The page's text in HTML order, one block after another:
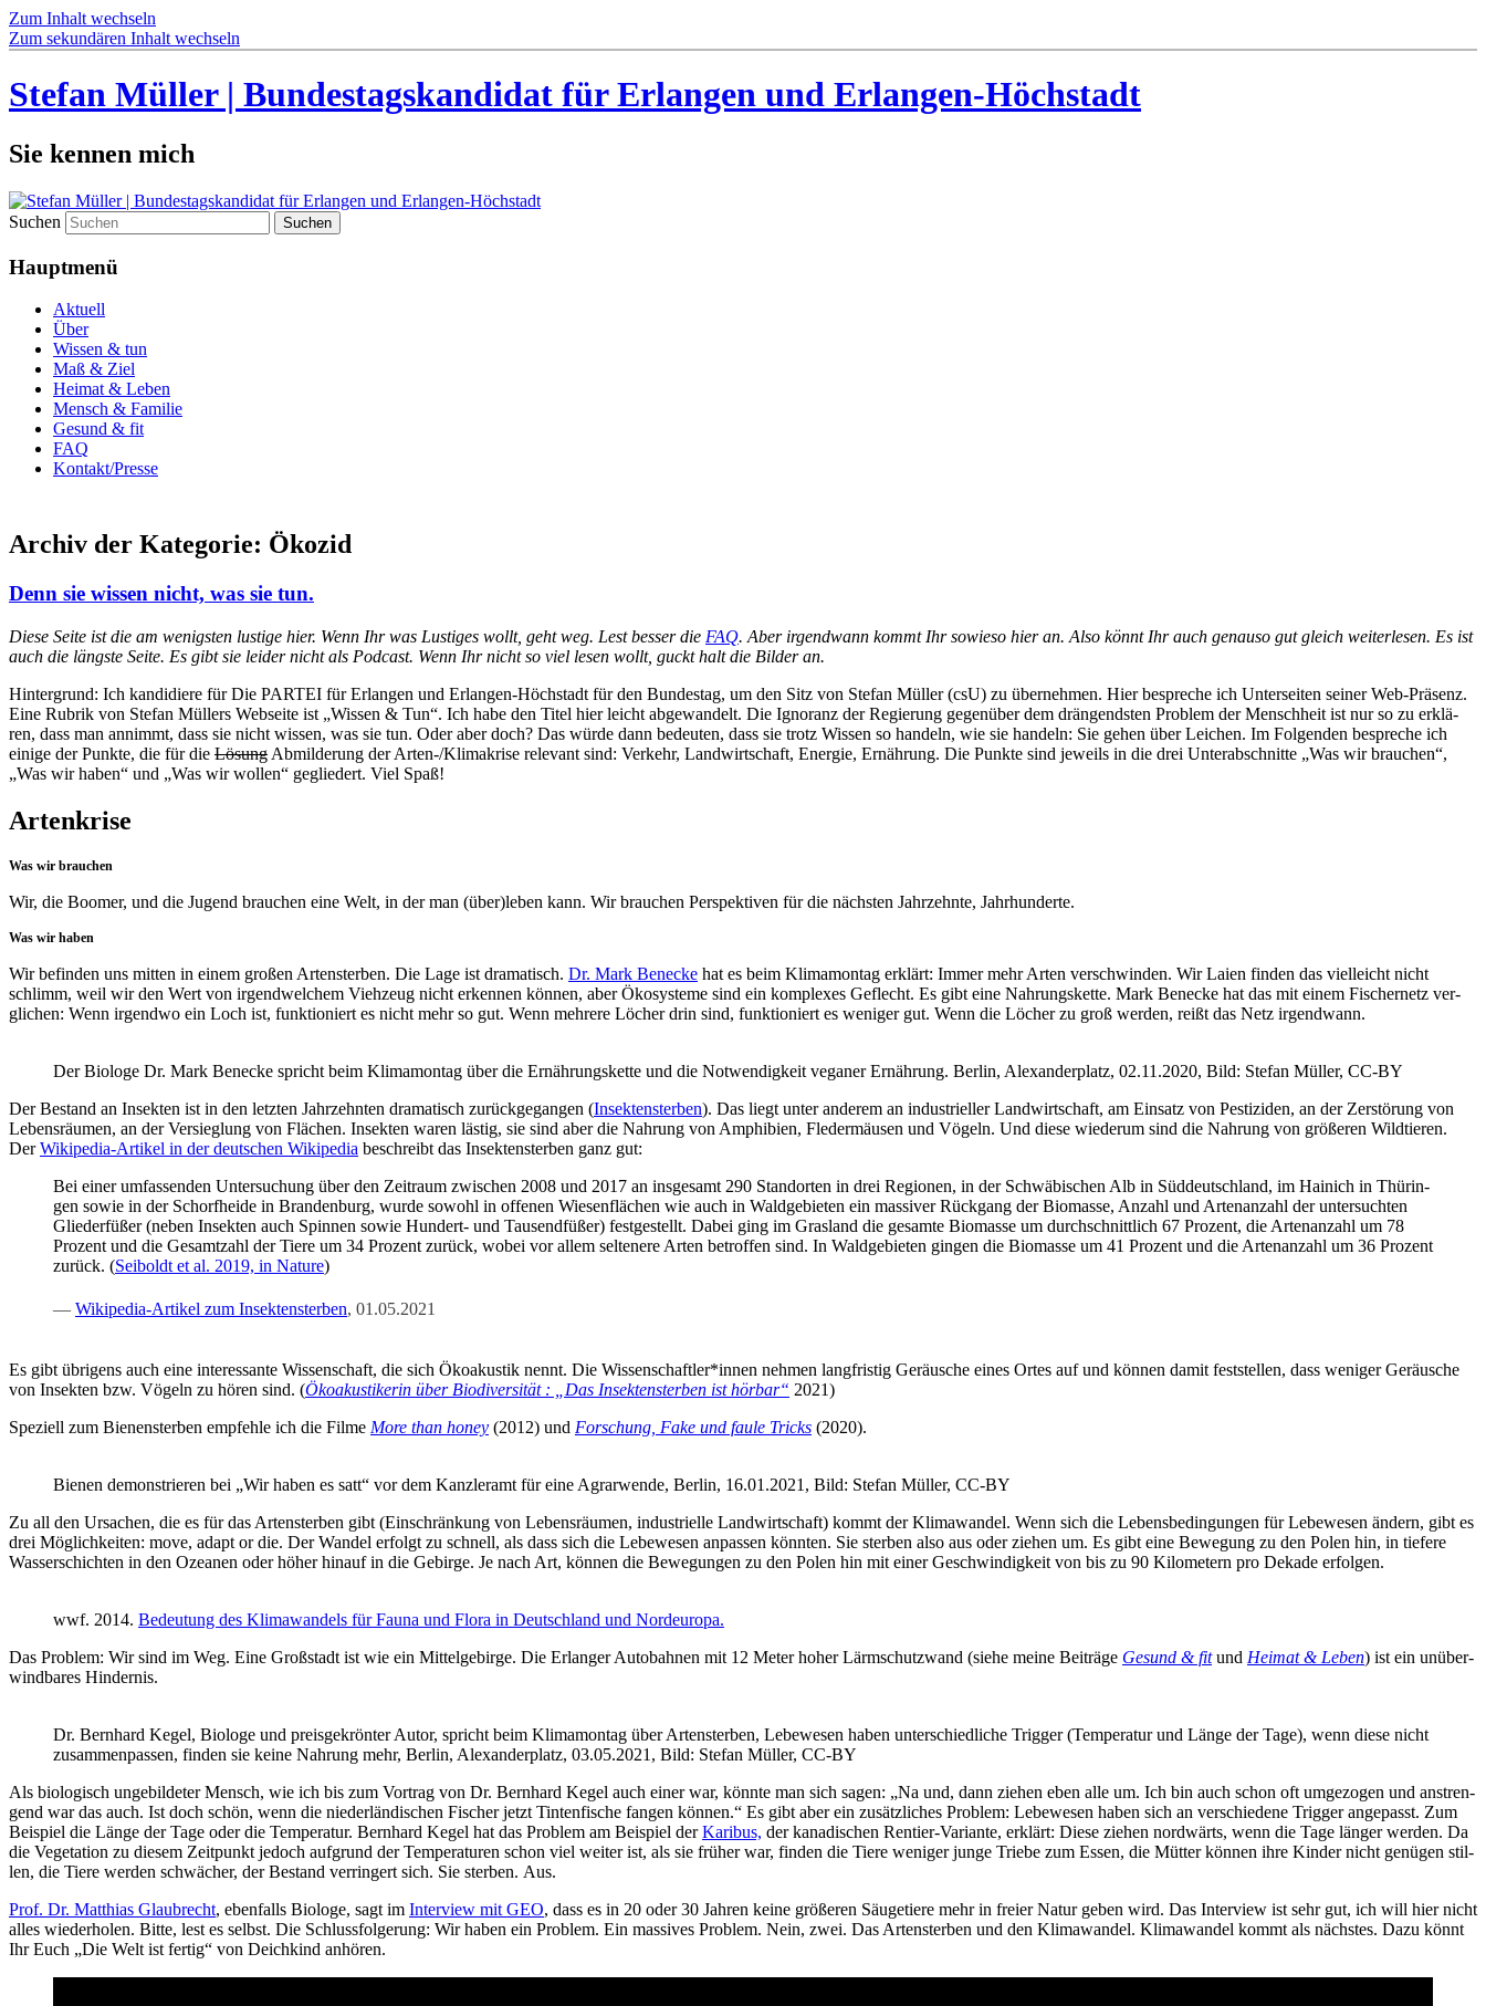
Zum Inhalt wechseln
Zum sekundären Inhalt wechseln
Stefan Müller | Bundestagskandidat für Erlangen und Erlangen-Höchstadt
Sie kennen mich
Suchen
Hauptmenü
Aktuell
Über
Wissen & tun
Maß & Ziel
Heimat & Leben
Mensch & Familie
Gesund & fit
FAQ
Kontakt/Presse
Archiv der Kategorie: Ökozid
Denn sie wissen nicht, was sie tun.
Die­se Sei­te ist die am wenigs­ten lus­ti­ge hier. Wenn Ihr was Lus­ti­ges wollt, geht weg. Lest bes­ser die FAQ. Aber irgend­wann kommt Ihr sowie­so hier an. Also könnt Ihr auch genau­so gut gleich wei­ter­le­sen. Es ist
auch die längs­te Sei­te. Es gibt sie lei­der nicht als Pod­cast. Wenn Ihr nicht so viel lesen wollt, guckt halt die Bil­der an.
Hin­ter­grund: Ich kan­di­die­re für Die PARTEI für Erlan­gen und Erlan­gen-Höchstadt für den Bun­des­tag, um den Sitz von Ste­fan Mül­ler (csU) zu über­neh­men. Hier bespre­che ich Unter­sei­ten sei­ner Web-Prä­senz.
Eine Rubrik von Ste­fan Mül­lers Web­sei­te ist „Wis­sen & Tun“. Ich habe den Titel hier leicht abge­wan­delt. Die Igno­ranz der Regie­rung gegen­über dem drän­gends­ten Pro­blem der Mensch­heit ist nur so zu erklä­
ren, dass man annimmt, dass sie nicht wis­sen, was sie tun. Oder aber doch? Das wür­de dann bedeu­ten, dass sie trotz Wis­sen so han­deln, wie sie han­deln: Sie gehen über Lei­chen. Im Fol­gen­den bespre­che ich
eini­ge der Punk­te, die für die Lösung Abmil­de­rung der Arten-/Kli­ma­kri­se rele­vant sind: Ver­kehr, Land­wirt­schaft, Ener­gie, Ernäh­rung. Die Punk­te sind jeweils in die drei Unter­ab­schnit­te „Was wir brau­chen“,
„Was wir haben“ und „Was wir wol­len“ geglie­dert. Viel Spaß!
Artenkrise
Was wir brauchen
Wir, die Boo­mer, und die Jugend brau­chen eine Welt, in der man (über)leben kann. Wir brau­chen Per­spek­ti­ven für die nächs­ten Jahr­zehn­te, Jahrhunderte.
Was wir haben
Wir befin­den uns mit­ten in einem gro­ßen Arten­ster­ben. Die Lage ist dra­ma­tisch. Dr. Mark Benecke hat es beim Kli­ma­mon­tag erklärt: Immer mehr Arten ver­schwin­den. Wir Lai­en fin­den das viel­leicht nicht
schlimm, weil wir den Wert von irgend­wel­chem Vieh­zeug nicht erken­nen kön­nen, aber Öko­sys­te­me sind ein kom­ple­xes Geflecht. Es gibt eine Nah­rungs­ket­te. Mark Benecke hat das mit einem Fischer­netz ver­
gli­chen: Wenn irgend­wo ein Loch ist, funk­tio­niert es nicht mehr so gut. Wenn meh­re­re Löcher drin sind, funk­tio­niert es weni­ger gut. Wenn die Löcher zu groß wer­den, reißt das Netz irgendwann.
Der Bio­lo­ge Dr. Mark Benecke spricht beim Kli­ma­mon­tag über die Ernäh­rungs­ket­te und die Not­wen­dig­keit vega­ner Ernäh­rung. Ber­lin, Alex­an­der­platz, 02.11.2020, Bild: Ste­fan Mül­ler, CC-BY
Der Bestand an Insek­ten ist in den letz­ten Jahr­zehn­ten dra­ma­tisch zurück­ge­gan­gen (Insek­ten­ster­ben). Das liegt unter ande­rem an indus­tri­el­ler Land­wirt­schaft, am Ein­satz von Pes­ti­zi­den, an der Zer­stö­rung von
Lebens­räu­men, an der Ver­sieg­lung von Flä­chen. Insek­ten waren läs­tig, sie sind aber die Nah­rung von Amphi­bi­en, Fle­der­mäu­sen und Vögeln. Und die­se wie­der­um sind die Nah­rung von grö­ße­ren Wild­tie­ren.
DerWiki­pe­dia-Arti­kel in der deut­schen Wiki­pe­dia beschreibt das Insek­ten­ster­ben ganz gut:
Bei einer umfas­sen­den Unter­su­chung über den Zeit­raum zwi­schen 2008 und 2017 an ins­ge­samt 290 Stand­or­ten in drei Regio­nen, in der Schwä­bi­schen Alb in Süd­deutsch­land, im Hai­nich in Thü­rin­
gen sowie in der Schorf­hei­de in Bran­den­burg, wur­de sowohl in offe­nen Wie­sen­flä­chen wie auch in Wald­ge­bie­ten ein mas­si­ver Rück­gang der Bio­mas­se, Anzahl und Arten­an­zahl der unter­such­ten
Glie­der­fü­ßer (neben Insek­ten auch Spin­nen sowie Hun­dert- und Tau­send­fü­ßer) fest­ge­stellt. Dabei ging im Gras­land die gesam­te Bio­mas­se um durch­schnitt­lich 67 Pro­zent, die Arten­an­zahl um 78
Pro­zent und die Gesamt­zahl der Tie­re um 34 Pro­zent zurück, wobei vor allem sel­te­ne­re Arten betrof­fen sind. In Wald­ge­bie­ten gin­gen die Bio­mas­se um 41 Pro­zent und die Arten­an­zahl um 36 Pro­zent
zurück. (Sei­boldt et al. 2019, in Natu­re)
Wiki­pe­dia-Arti­kel zum Insek­ten­ster­ben, 01.05.2021
Es gibt übri­gens auch eine inter­es­san­te Wis­sen­schaft, die sich Öko­akus­tik nennt. Die Wissenschaftler*innen neh­men lang­fris­tig Geräu­sche eines Ortes auf und kön­nen damit fest­stel­len, dass weni­ger Geräu­sche
von Insek­ten bzw. Vögeln zu hören sind. (Öko­akus­ti­ke­rin über Bio­di­ver­si­tät : „Das Insek­ten­ster­ben ist hör­bar“ 2021)
Spe­zi­ell zum Bie­nen­ster­ben emp­feh­le ich die Fil­me More than honey (2012) und For­schung, Fake und fau­le Tricks (2020).
Bie­nen demons­trie­ren bei „Wir haben es satt“ vor dem Kanz­ler­amt für eine Agrar­wen­de, Ber­lin, 16.01.2021, Bild: Ste­fan Mül­ler, CC-BY
Zu all den Ursa­chen, die es für das Arten­ster­ben gibt (Ein­schrän­kung von Lebens­räu­men, indus­tri­el­le Land­wirt­schaft) kommt der Kli­ma­wan­del. Wenn sich die Lebens­be­din­gun­gen für Lebe­we­sen ändern, gibt es
drei Mög­lich­kei­ten: move, adapt or die. Der Wan­del erfolgt zu schnell, als dass sich die Lebe­we­sen anpas­sen könn­ten. Sie ster­ben also aus oder zie­hen um. Es gibt eine Bewe­gung zu den Polen hin, in tie­fe­re
Was­ser­schich­ten in den Ozea­nen oder höher hin­auf in die Gebir­ge. Je nach Art, kön­nen die Bewe­gun­gen zu den Polen hin mit einer Geschwin­dig­keit von bis zu 90 Kilo­me­tern pro Deka­de erfolgen.
wwf. 2014. Bedeu­tung des Kli­ma­wan­dels für Fau­na und Flo­ra in Deutsch­land und Nord­eu­ro­pa.
Das Pro­blem: Wir sind im Weg. Eine Groß­stadt ist wie ein Mit­tel­ge­bir­ge. Die Erlan­ger Auto­bah­nen mit 12 Meter hoher Lärm­schutz­wand (sie­he mei­ne Bei­trä­ge Gesund & fitund Hei­mat & Leben) ist ein unüber­
wind­ba­res Hindernis.
Dr. Bern­hard Kegel, Bio­lo­ge und preis­ge­krön­ter Autor, spricht beim Kli­ma­mon­tag über Arten­ster­ben, Lebe­we­sen haben unter­schied­li­che Trig­ger (Tem­pe­ra­tur und Län­ge der Tage), wenn die­se nicht
zusam­men­pas­sen, fin­den sie kei­ne Nah­rung mehr, Ber­lin, Alex­an­der­platz, 03.05.2021, Bild: Ste­fan Mül­ler, CC-BY
Als bio­lo­gisch unge­bil­de­ter Mensch, wie ich bis zum Vor­trag von Dr. Bern­hard Kegel auch einer war, könn­te man sich sagen: „Na und, dann zie­hen eben alle um. Ich bin auch schon oft umge­zo­gen und anstren­
gend war das auch. Ist doch schön, wenn die nie­der­län­di­schen Fischer jetzt Tin­ten­fi­sche fan­gen kön­nen.“ Es gibt aber ein zusätz­li­ches Pro­blem: Lebe­we­sen haben sich an ver­schie­de­ne Trig­ger ange­passt. Zum
Bei­spiel die Län­ge der Tage oder die Tem­pe­ra­tur. Bern­hard Kegel hat das Pro­blem am Bei­spiel derKari­bus, der kana­di­schen Ren­tier-Vari­an­te, erklärt: Die­se zie­hen nord­wärts, wenn die Tage län­ger wer­den. Da
die Vege­ta­ti­on zu die­sem Zeit­punkt jedoch auf­grund der Tem­pe­ra­tu­ren schon viel wei­ter ist, als sie frü­her war, fin­den die Tie­re weni­ger jun­ge Trie­be zum Essen, die Müt­ter kön­nen ihre Kin­der nicht genü­gen stil­
len, die Tie­re wer­den schwä­cher, der Bestand ver­rin­gert sich. Sie ster­ben. Aus.
Prof. Dr. Mat­thi­as Glaub­recht, eben­falls Bio­lo­ge, sagt im Inter­view mit GEO, dass es in 20 oder 30 Jah­ren kei­ne ­grö­ße­ren Säu­ge­tie­re mehr in frei­er Natur ­geben wird. Das Inter­view ist sehr gut, ich will hier nicht
alles wie­der­ho­len. Bit­te, lest es selbst. Die Schluss­fol­ge­rung: Wir haben ein Pro­blem. Ein mas­si­ves Pro­blem. Nein, zwei. Das Arten­ster­ben und den Kli­ma­wan­del. Kli­ma­wan­del kommt als nächs­tes. Dazu könnt
Ihr Euch „Die Welt ist fer­tig“ von Deich­kind anhören.